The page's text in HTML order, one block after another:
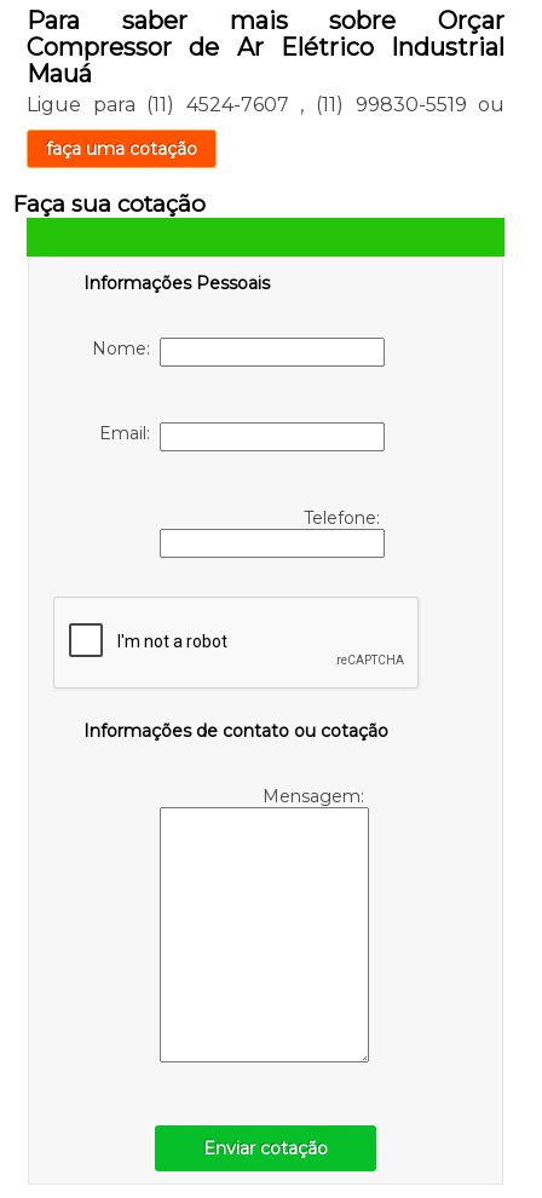
Para saber mais sobre Orçar
Compressor de Ar Elétrico Industrial
Mauá
Ligue para (11) 4524-7607 , (11) 99830-5519 ou
faça uma cotação
Faça sua cotação
Informações Pessoais
Nome:
Email:
Telefone:
Informações de contato ou cotação
Mensagem:
Enviar cotação